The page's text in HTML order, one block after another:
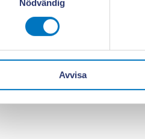
Nödvändig
Avvisa